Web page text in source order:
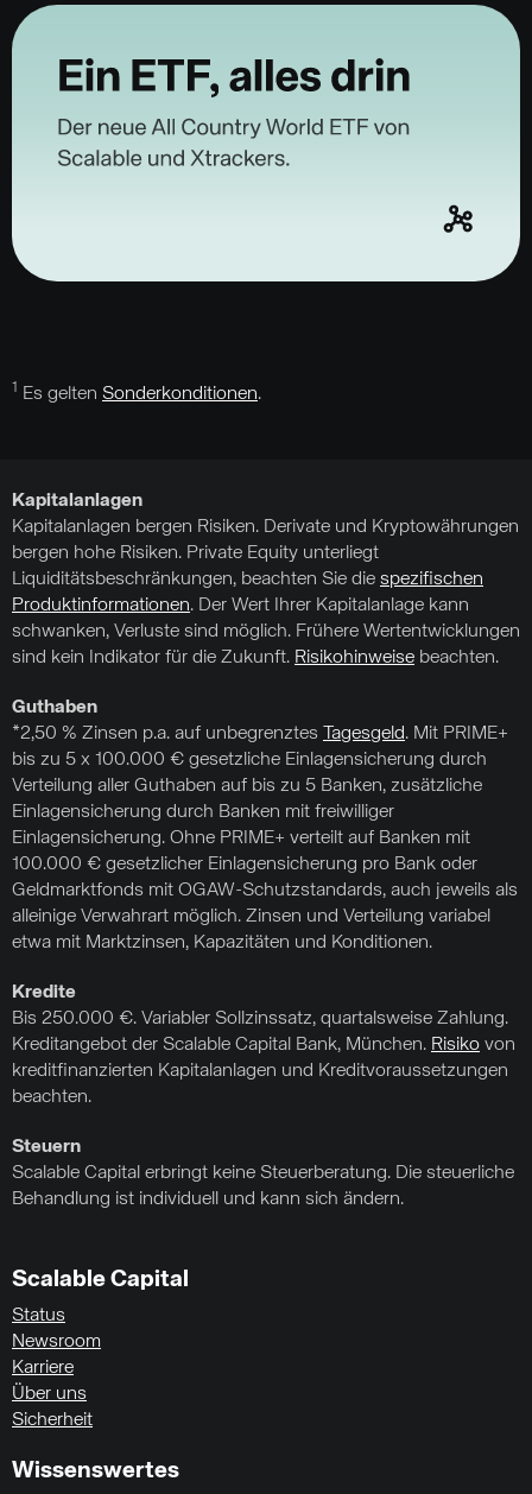
1 Es gelten Sonderkonditionen.
Kapitalanlagen
Kapitalanlagen bergen Risiken. Derivate und Kryptowährungen
bergen hohe Risiken. Private Equity unterliegt
Liquiditätsbeschränkungen, beachten Sie die spezifischen
Produktinformationen. Der Wert Ihrer Kapitalanlage kann
schwanken, Verluste sind möglich. Frühere Wertentwicklungen
sind kein Indikator für die Zukunft. Risikohinweise beachten.
Guthaben
*2,50 % Zinsen p.a. auf unbegrenztes
Tagesgeld. Mit PRIME+
bis zu 5 x 100.000 € gesetzliche Einlagensicherung durch
Verteilung aller Guthaben auf bis zu 5 Banken, zusätzliche
Einlagensicherung durch Banken mit freiwilliger
Einlagensicherung. Ohne PRIME+ verteilt auf Banken mit
100.000 € gesetzlicher Einlagensicherung pro Bank oder
Geldmarktfonds mit OGAW-Schutzstandards, auch jeweils als
alleinige Verwahrart möglich. Zinsen und Verteilung variabel
etwa mit Marktzinsen, Kapazitäten und Konditionen.
Kredite
Bis 250.000 €. Variabler Sollzinssatz, quartalsweise Zahlung.
Kreditangebot der Scalable Capital Bank, München. Risiko von
kreditfinanzierten Kapitalanlagen und Kreditvoraussetzungen
beachten.
Steuern
Scalable Capital erbringt keine Steuerberatung. Die steuerliche
Behandlung ist individuell und kann sich ändern.
Scalable Capital
Status
Newsroom
Karriere
Über uns
Sicherheit
Wissenswertes